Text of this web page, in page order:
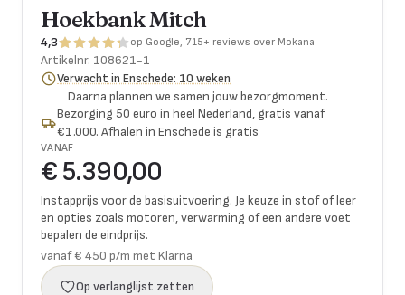
Hoekbank Mitch
4,3 op Google, 715+ reviews over Mokana
Artikelnr. 108621-1
Verwacht in Enschede: 10 weken
Daarna plannen we samen jouw bezorgmoment.
Bezorging 50 euro in heel Nederland, gratis vanaf
€1.000. Afhalen in Enschede is gratis
VANAF
€ 5.390,00
Instapprijs voor de basisuitvoering. Je keuze in stof of leer
en opties zoals motoren, verwarming of een andere voet
bepalen de eindprijs.
vanaf € 450 p/m met Klarna
Op verlanglijst zetten